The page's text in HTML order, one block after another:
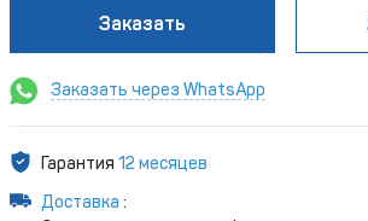
Заказать
Заказать через WhatsApp
Гарантия 12 месяцев
Доставка :